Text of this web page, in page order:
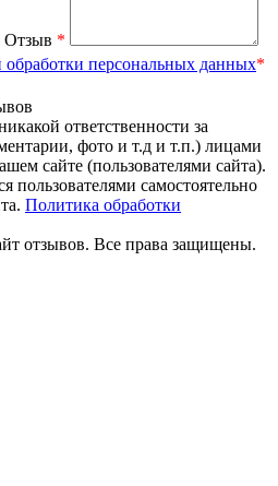
Отзыв *
обработки персональных данных*
ответственности за
фото и т.д и т.п.) лицами
сайте (пользователями сайта).
пользователями самостоятельно
Политика обработки
отзывов. Все права защищены.